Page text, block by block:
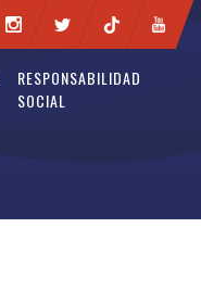
RESPONSABILIDAD
SOCIAL